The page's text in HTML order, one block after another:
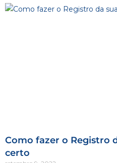
Como fazer o Registro
certo